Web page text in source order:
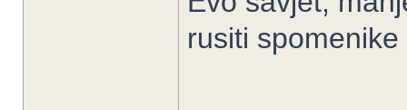
rusiti